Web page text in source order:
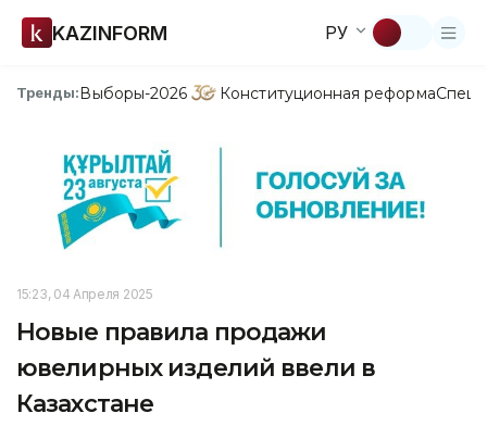
KAZINFORM РУ
Тренды:Выборы-2026 Конституционная реформа
15:23, 04 Апреля 2025
Новые правила продажи
ювелирных изделий ввели в
Казахстане